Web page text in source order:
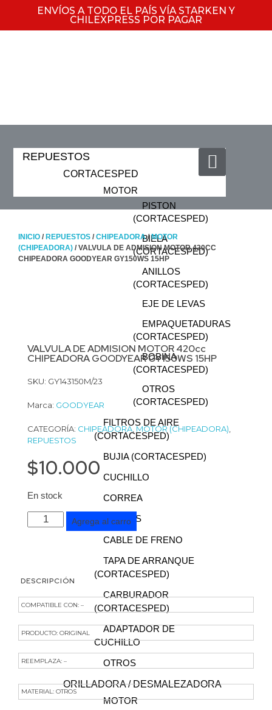
ENVÍOS A TODO EL PAÍS VÍA STARKEN Y
CHILEXPRESS POR PAGAR
REPUESTOS
CORTACESPED
MOTOR
PISTON
(CORTACESPED)
BIELA
(CORTACESPED)
ANILLOS
(CORTACESPED)
EJE DE LEVAS
EMPAQUETADURAS
(CORTACESPED)
BOBINA
(CORTACESPED)
OTROS
(CORTACESPED)
FILTROS DE AIRE
(CORTACESPED)
BUJIA (CORTACESPED)
CUCHILLO
CORREA
RUEDAS
CABLE DE FRENO
TAPA DE ARRANQUE
(CORTACESPED)
CARBURADOR
(CORTACESPED)
ADAPTADOR DE
CUCHILLO
OTROS
ORILLADORA / DESMALEZADORA
MOTOR
INICIO / REPUESTOS / CHIPEADORA/MOTOR
(CHIPEADORA) / VALVULA DE ADMISION MOTOR 420CC
CHIPEADORA GOODYEAR GY150WS 15HP
VALVULA DE ADMISION MOTOR 420cc
CHIPEADORA GOODYEAR GY150WS 15HP
SKU: GY143150M/23
Marca: GOODYEAR
CATEGORÍA: CHIPEADORA,MOTOR (CHIPEADORA),
REPUESTOS
$10.000
En stock
Agrega al carro
DESCRIPCIÓN
COMPATIBLE CON: –
PRODUCTO: ORIGINAL
REEMPLAZA: –
MATERIAL: OTROS